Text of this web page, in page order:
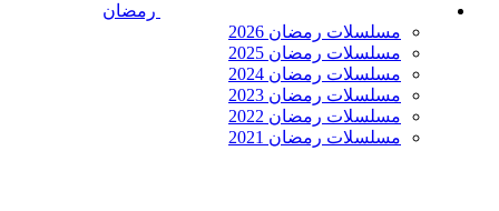
رمضان
مسلسلات رمضان 2026
مسلسلات رمضان 2025
مسلسلات رمضان 2024
مسلسلات رمضان 2023
مسلسلات رمضان 2022
مسلسلات رمضان 2021